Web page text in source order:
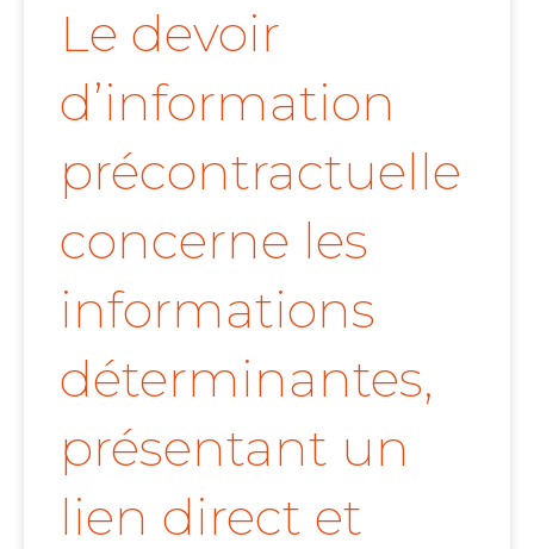
Le devoir
d’information
précontractuelle
concerne les
informations
déterminantes,
présentant un
lien direct et